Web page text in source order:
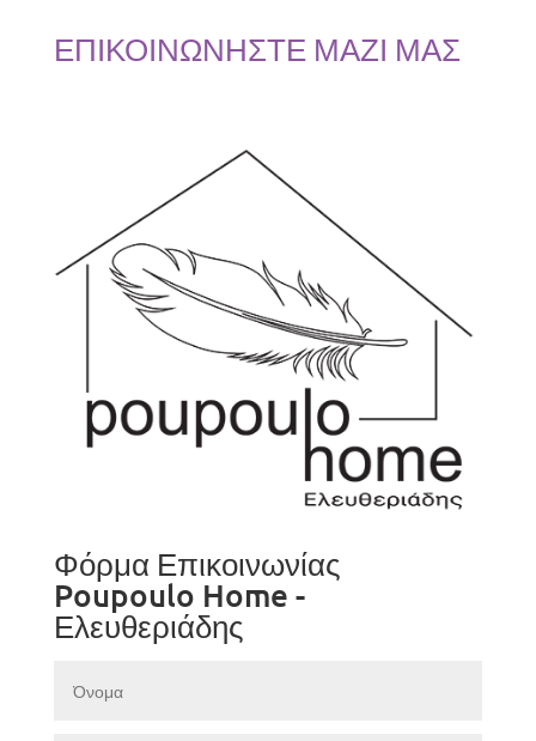
ΕΠΙΚΟΙΝΩΝΗΣΤΕ ΜΑΖΙ ΜΑΣ
Φόρμα Επικοινωνίας
Poupoulo Home -
Ελευθεριάδης